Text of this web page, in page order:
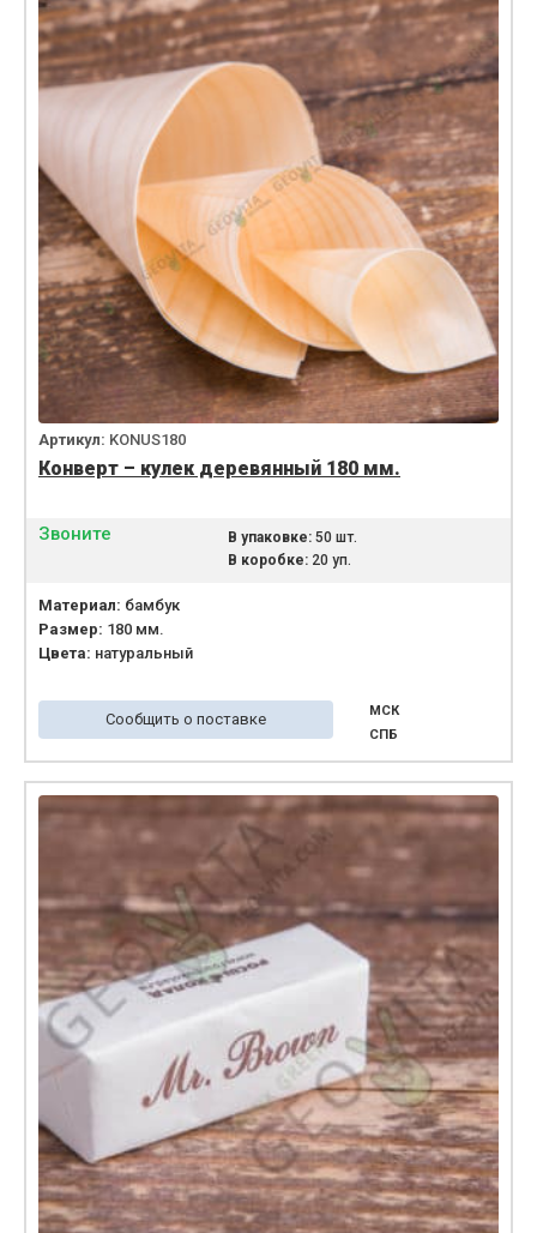
Артикул: KONUS180
Конверт – кулек деревянный 180 мм.
Звоните В упаковке:50 шт.
В коробке:20 уп.
Материал: бамбук
Размер: 180 мм.
Цвета: натуральный
Сообщить о поставке
МСК
СПБ